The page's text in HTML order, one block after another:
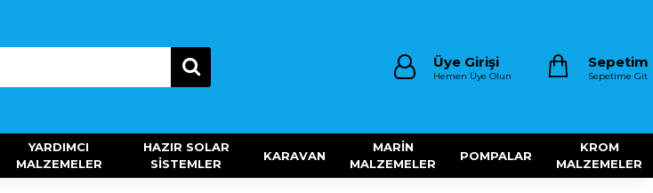
Üye Girişi
Hemen Üye Olun
Sepetim
Sepetime Git
YARDIMCI
MALZEMELER
HAZIR SOLAR
SİSTEMLER
KARAVAN
MARİN
MALZEMELER
POMPALAR
KROM
MALZEMELER